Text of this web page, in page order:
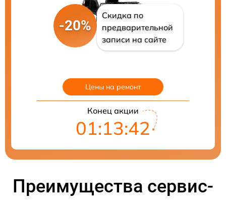
-20%
Скидка по
предварительной
записи на сайте
Цены на ремонт
Конец акции
01:13:41
Преимущества сервис-